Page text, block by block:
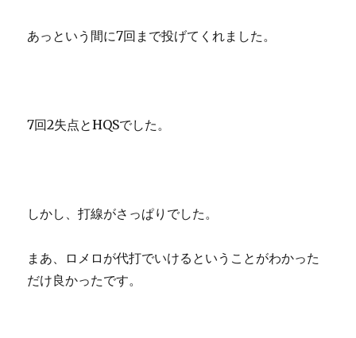
あっという間に7回まで投げてくれました。
7回2失点とHQSでした。
しかし、打線がさっぱりでした。
まあ、ロメロが代打でいけるということがわかった
だけ良かったです。